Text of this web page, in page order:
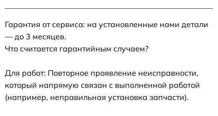
Гарантия от сервиса: на установленные нами детали
— до 3 месяцев.
Что считается гарантийным случаем?
Для работ: Повторное проявление неисправности,
который напрямую связан с выполненной работой
(например, неправильная установка запчасти).